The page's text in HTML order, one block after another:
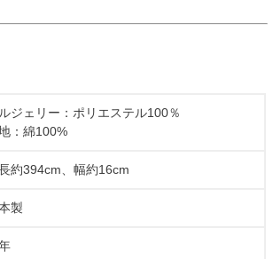
ジェリー：ポリエステル100％
：綿100%
約394cm、幅約16cm
製